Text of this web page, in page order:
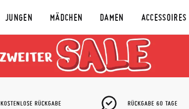
JUNGEN MÄDCHEN DAMEN ACCESSOIRES
KOSTENLOSE RÜCKGABE RÜCKGABE 60 TAGE